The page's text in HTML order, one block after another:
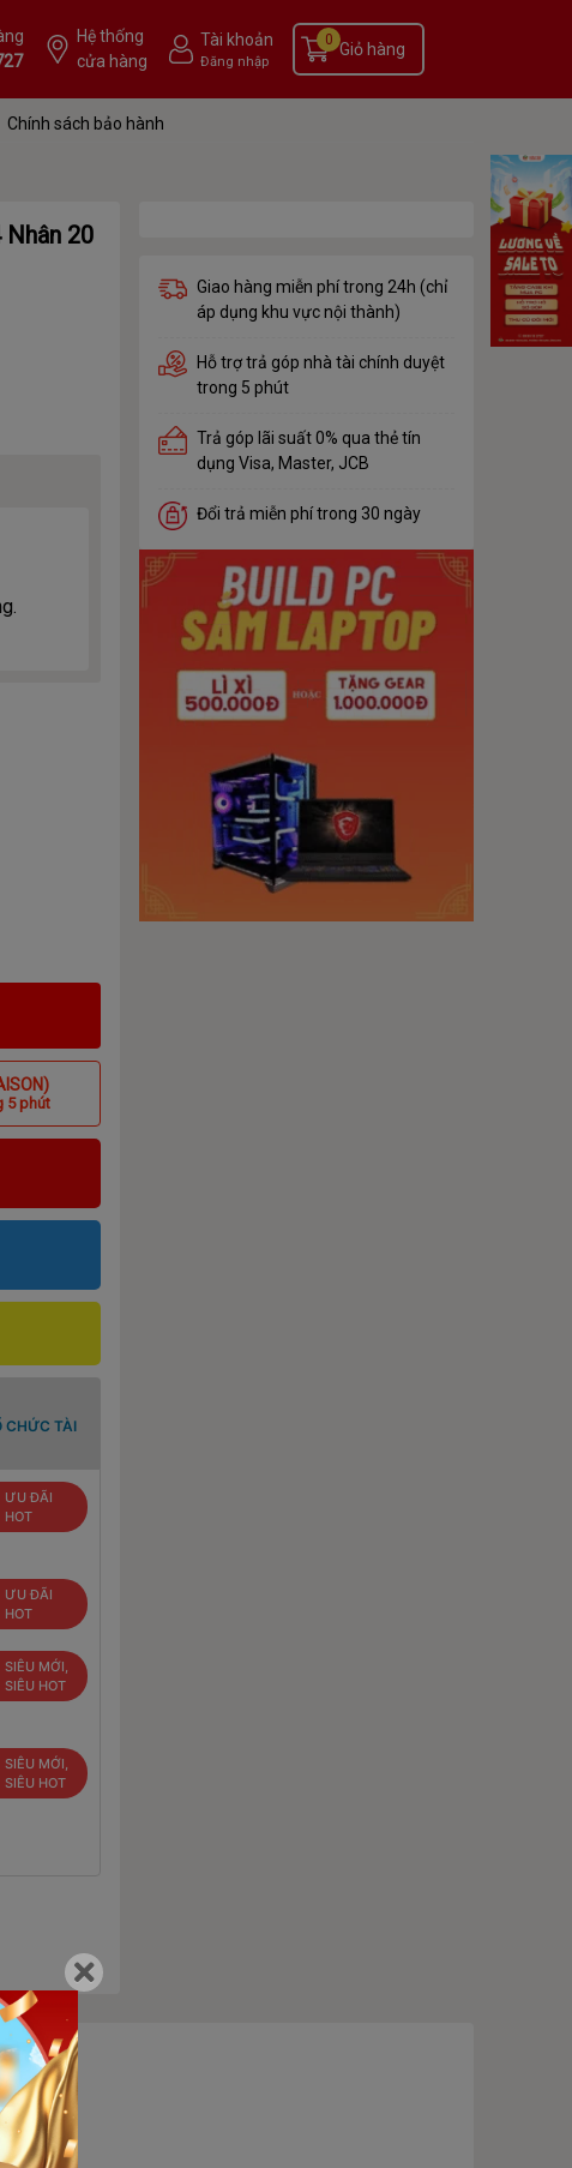
Hệ thống
cửa hàng
Tài khoản
Đăng nhập
Giỏ hàng
0
Chính sách bảo hành
Nhân 20
5 phút
CHỨC TÀI
ƯU ĐÃI
HOT
ƯU ĐÃI
HOT
SIÊU MỚI,
SIÊU HOT
SIÊU MỚI,
SIÊU HOT
Giao hàng miễn phí trong 24h (chỉ
áp dụng khu vực nội thành)
Hỗ trợ trả góp nhà tài chính duyệt
trong 5 phút
Trả góp lãi suất 0% qua thẻ tín
dụng Visa, Master, JCB
Đổi trả miễn phí trong 30 ngày